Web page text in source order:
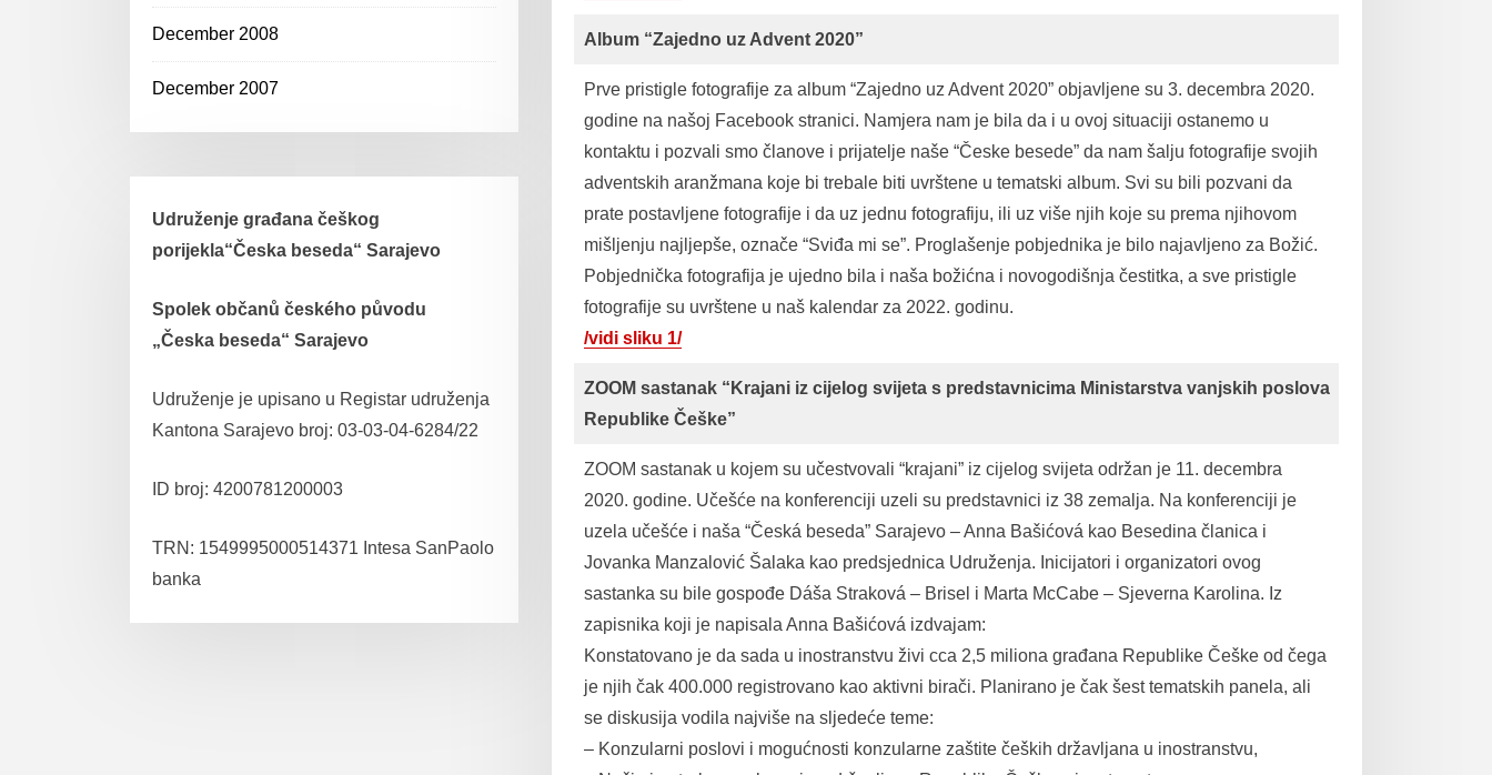
December 2008
December 2007
Udruženje građana češkog
porijekla“Česka beseda“ Sarajevo
Spolek občanů českého původu
„Česka beseda“ Sarajevo
Udruženje je upisano u Registar udruženja
Kantona Sarajevo broj: 03-03-04-6284/22
ID broj: 4200781200003
TRN: 1549995000514371 Intesa SanPaolo
banka
Album “Zajedno uz Advent 2020”
Prve pristigle fotografije za album “Zajedno uz Advent 2020” objavljene su 3. decembra 2020.
godine na našoj Facebook stranici. Namjera nam je bila da i u ovoj situaciji ostanemo u
kontaktu i pozvali smo članove i prijatelje naše “Česke besede” da nam šalju fotografije svojih
adventskih aranžmana koje bi trebale biti uvrštene u tematski album. Svi su bili pozvani da
prate postavljene fotografije i da uz jednu fotografiju, ili uz više njih koje su prema njihovom
mišljenju najljepše, označe “Sviđa mi se”. Proglašenje pobjednika je bilo najavljeno za Božić.
Pobjednička fotografija je ujedno bila i naša božićna i novogodišnja čestitka, a sve pristigle
fotografije su uvrštene u naš kalendar za 2022. godinu.
/vidi sliku 1/
ZOOM sastanak “Krajani iz cijelog svijeta s predstavnicima Ministarstva vanjskih poslova
Republike Češke”
ZOOM sastanak u kojem su učestvovali “krajani” iz cijelog svijeta održan je 11. decembra
2020. godine. Učešće na konferenciji uzeli su predstavnici iz 38 zemalja. Na konferenciji je
uzela učešće i naša “Česká beseda” Sarajevo – Anna Bašićová kao Besedina članica i
Jovanka Manzalović Šalaka kao predsjednica Udruženja. Inicijatori i organizatori ovog
sastanka su bile gospođe Dáša Straková – Brisel i Marta McCabe – Sjeverna Karolina. Iz
zapisnika koji je napisala Anna Bašićová izdvajam:
Konstatovano je da sada u inostranstvu živi cca 2,5 miliona građana Republike Češke od čega
je njih čak 400.000 registrovano kao aktivni birači. Planirano je čak šest tematskih panela, ali
se diskusija vodila najviše na sljedeće teme:
– Konzularni poslovi i mogućnosti konzularne zaštite čeških državljana u inostranstvu,